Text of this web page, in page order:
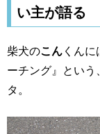
い主が語る
柴犬のこんくん
ーチング』とい
タ。